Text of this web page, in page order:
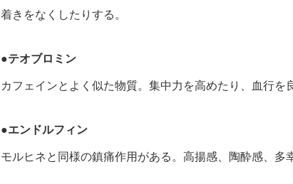
着きをなくしたりする。
●テオブロミン
カフェインとよく似た物質。集中力を高めたり、血行を
●エンドルフィン
モルヒネと同様の鎮痛作用がある。高揚感、陶酔感、多